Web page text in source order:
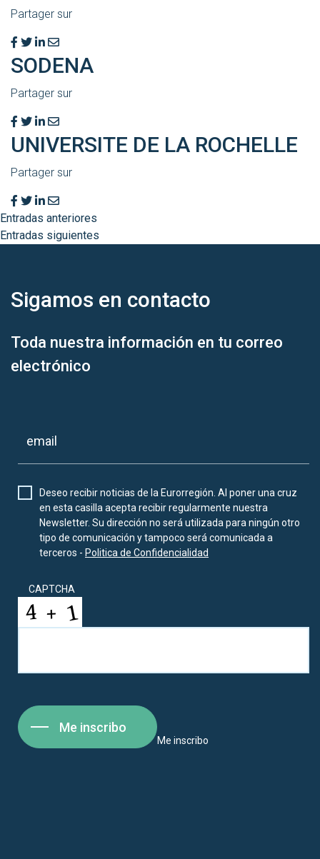
Partager sur
SODENA
Partager sur
UNIVERSITE DE LA ROCHELLE
Partager sur
Entradas anteriores
Entradas siguientes
Sigamos en contacto
Toda nuestra información en tu correo
electrónico
Deseo recibir noticias de la Eurorregión. Al poner una cruz
en esta casilla acepta recibir regularmente nuestra
Newsletter. Su dirección no será utilizada para ningún otro
tipo de comunicación y tampoco será comunicada a
terceros - Politica de Confidencialidad
CAPTCHA
Me inscribo
Me inscribo